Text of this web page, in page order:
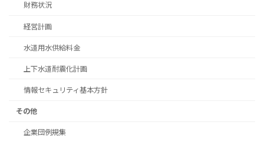
財務状況
経営計画
水道用水供給料金
上下水道耐震化計画
情報セキュリティ基本方針
その他
企業団例規集